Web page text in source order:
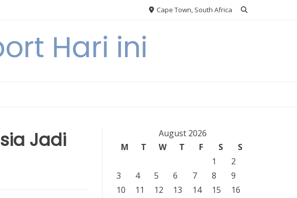
Cape Town, South Africa
Hari ini
Jadi
August 2026
M
T W T F S
S
1
2
3
4 5 6 7 8
9
10
11 12 13 14 15
16